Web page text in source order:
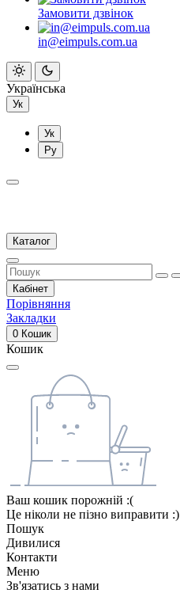
Замовити дзвінок
in@eimpuls.com.ua
Українська
Ук
Ук
Ру
Каталог
Кабінет
Порівняння
Закладки
0 Кошик
Кошик
Ваш кошик порожній :(
Це ніколи не пізно виправити :)
Пошук
Дивилися
Контакти
Меню
Зв'язатись з нами